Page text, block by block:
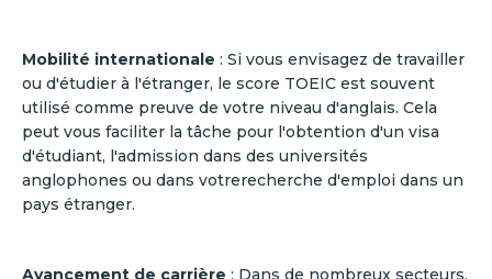
Mobilité internationale : Si vous envisagez de travailler
ou d'étudier à l'étranger, le score TOEIC est souvent
utilisé comme preuve de votre niveau d'anglais. Cela
peut vous faciliter la tâche pour l'obtention d'un visa
d'étudiant, l'admission dans des universités
anglophones ou dans votrerecherche d'emploi dans un
pays étranger.
Avancement de carrière : Dans de nombreux secteurs,